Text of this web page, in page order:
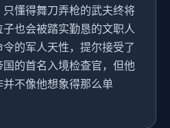
懂得舞刀弄枪的武夫终将
也会被踏实勤恳的文职人
的军人天性，提尔接受了
的首名入境检查官，但他
不像他想象得那么单